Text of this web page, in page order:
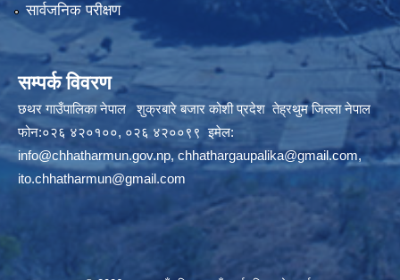
सार्वजनिक परीक्षण
सम्पर्क विवरण
छथर गाउँपालिका नेपाल शुक्रबारे बजार कोशी प्रदेश तेह्रथुम जिल्ला नेपाल
फोन:०२६ ४२०१००, ०२६ ४२००९९ इमेल:
info@chhatharmun.gov.np, chhathargaupalika@gmail.com,
ito.chhatharmun@gmail.com